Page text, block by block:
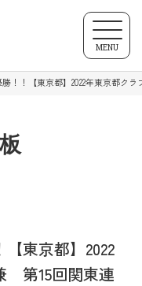
MENU
勝！！【東京都】2022年東京都
東京都】2022
第15回関東連